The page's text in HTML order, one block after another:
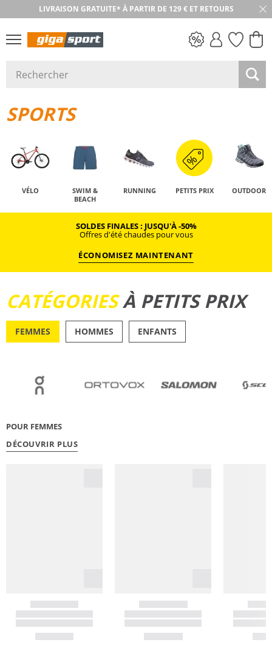
LIVRAISON GRATUITE* À PARTIR DE 129 € ET RETOURS
RETOUR SOUS 30 JOURS
SPORTS
VÉLO
SWIM &
BEACH
RUNNING PETITS PRIX OUTDOOR
SOLDES FINALES : JUSQU'À -50%
Offres d'été chaudes pour vous
ÉCONOMISEZ MAINTENANT
CATÉGORIESÀ PETITS PRIX
FEMMES HOMMES ENFANTS
POUR FEMMES
DÉCOUVRIR PLUS